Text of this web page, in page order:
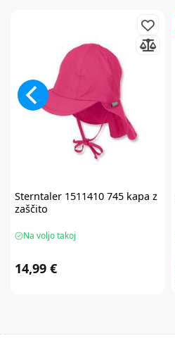
Sterntaler1511410 745 kapa z
zaščito
Na voljo takoj
14,99 €